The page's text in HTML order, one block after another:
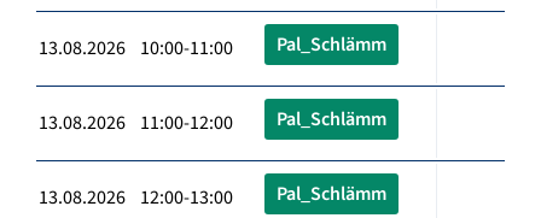
13.08.2026 10:00-11:00 Pal_Schlämm
13.08.2026 11:00-12:00 Pal_Schlämm
13.08.2026 12:00-13:00 Pal_Schlämm